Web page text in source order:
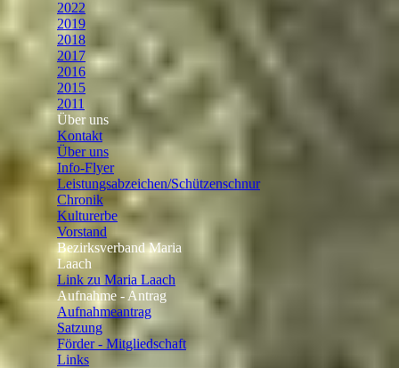
2022
2019
2018
2017
2016
2015
2011
Über uns ▼
Kontakt
Über uns
Info-Flyer
Leistungsabzeichen/Schützenschnur
Chronik
Kulturerbe
Vorstand
Bezirksverband Maria
Laach
Link zu Maria Laach
Aufnahme - Antrag
Aufnahmeantrag
Satzung
Förder - Mitgliedschaft
Links